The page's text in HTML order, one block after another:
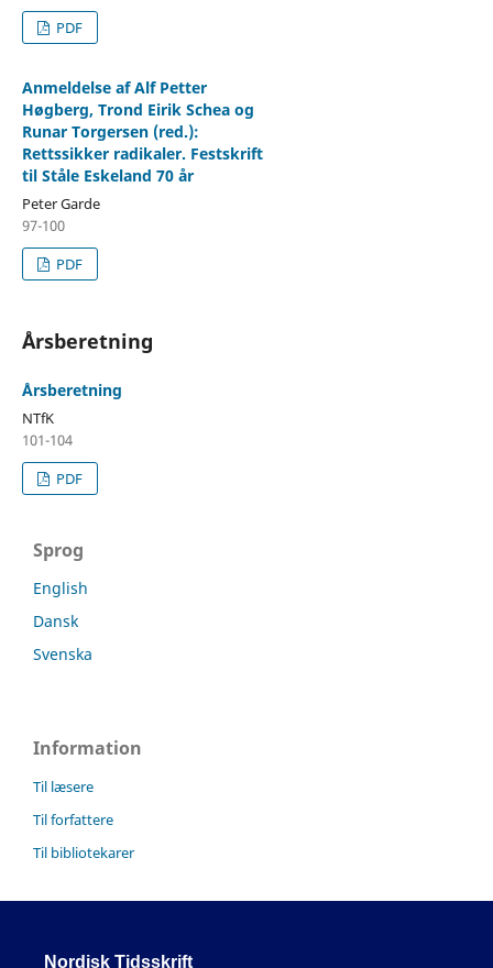
PDF
Anmeldelse af Alf Petter
Høgberg, Trond Eirik Schea og
Runar Torgersen (red.):
Rettssikker radikaler. Festskrift
til Ståle Eskeland 70 år
Peter Garde
97-100
PDF
Årsberetning
Årsberetning
NTfK
101-104
PDF
Sprog
English
Dansk
Svenska
Information
Til læsere
Til forfattere
Til bibliotekarer
Nordisk Tidsskrift